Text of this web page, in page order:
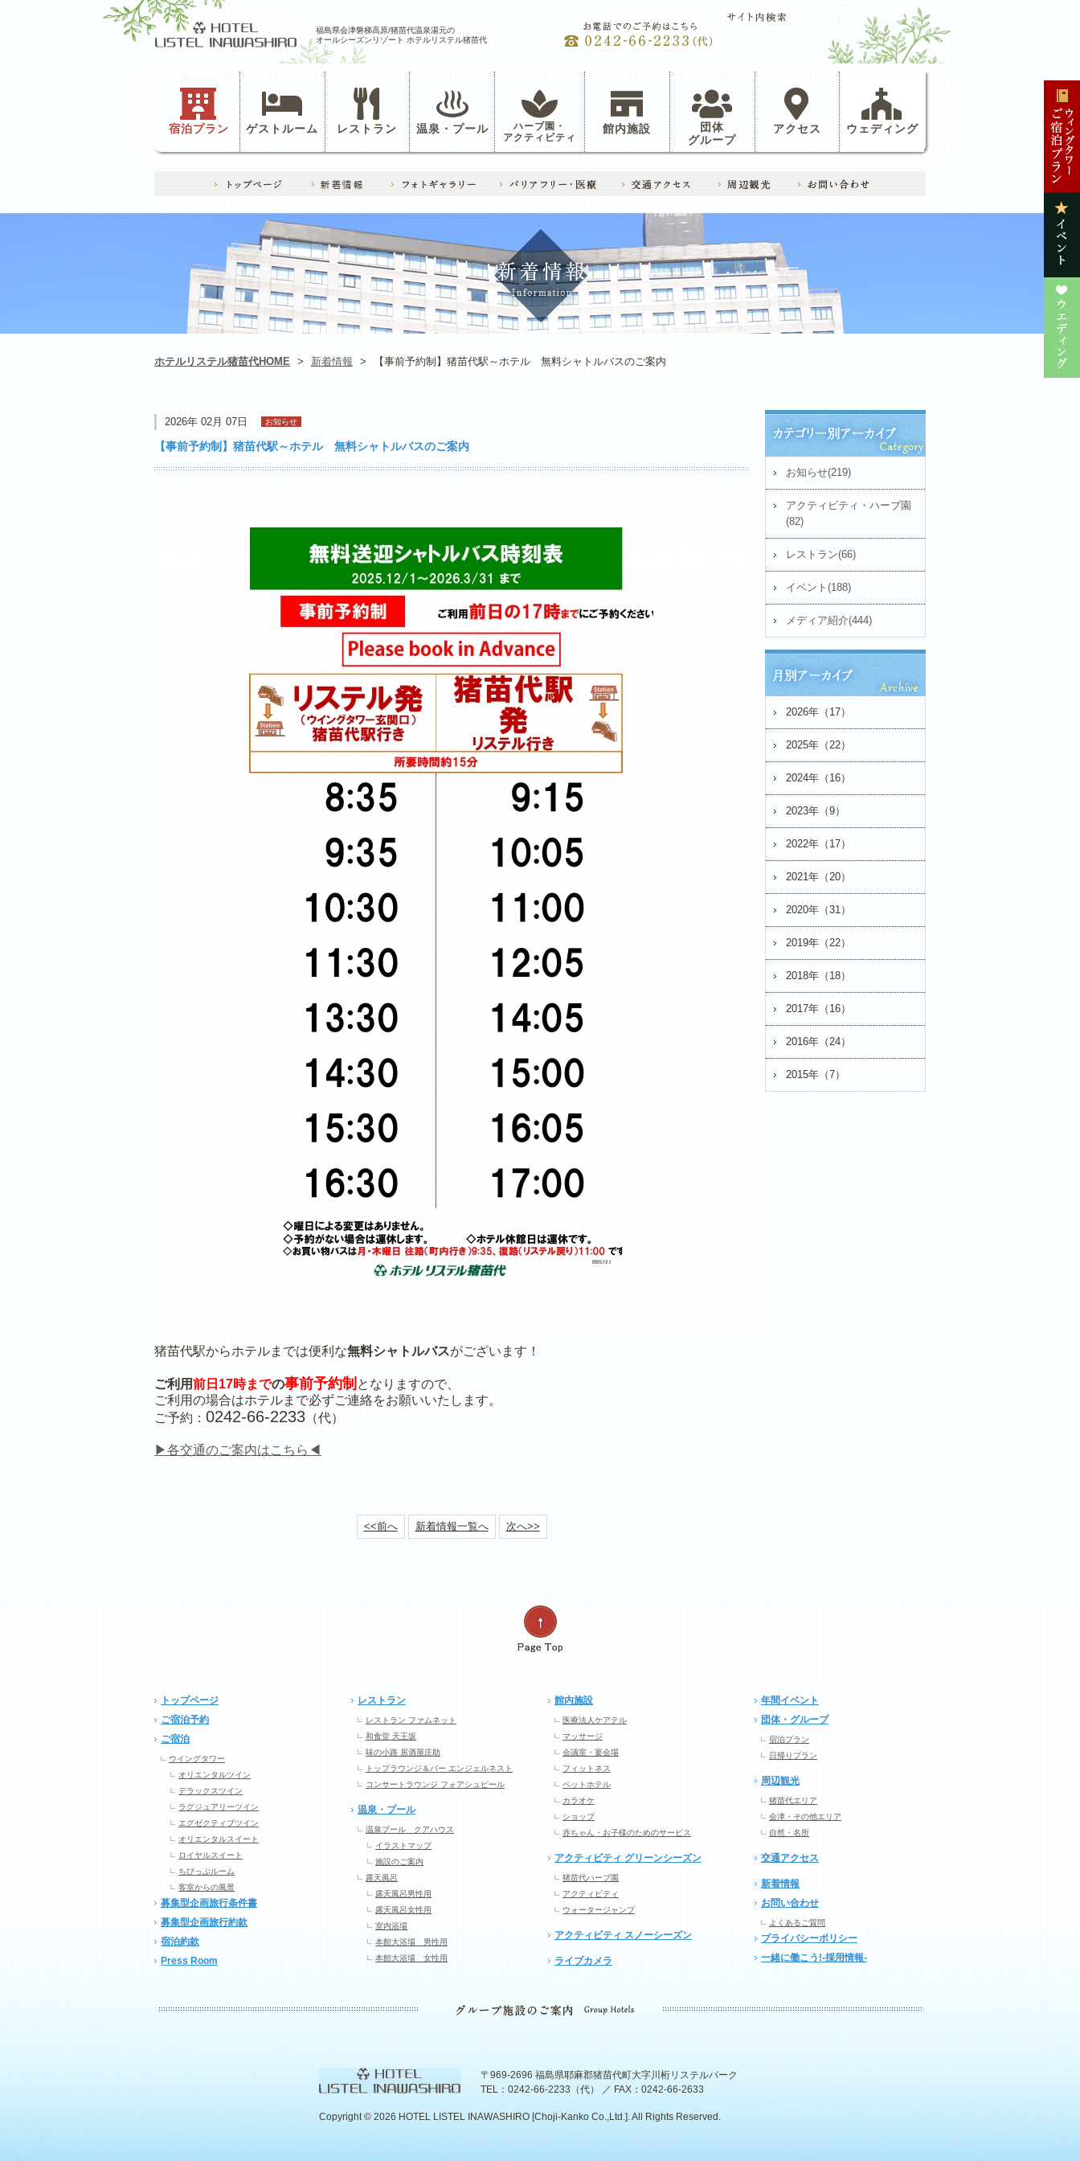
福島県会津磐梯高原/猪苗代温泉湯元の
オールシーズンリゾート ホテルリステル猪苗代
宿泊プラン ゲストルーム レストラン 温泉・プール ハーブ園・
アクティビティ
館内施設
団体
グループ
アクセス ウェディング
ホテルリステル猪苗代HOME > 新着情報 > 【事前予約制】猪苗代駅～ホテル 無料シャトルバスのご案内
2026年 02月 07日 お知らせ
【事前予約制】猪苗代駅～ホテル 無料シャトルバスのご案内
猪苗代駅からホテルまでは便利な無料シャトルバスがございます！
ご利用前日17時までの事前予約制 となりますので、
ご利用の場合はホテルまで必ずご連絡をお願いいたします。
ご予約： 0242-66-2233 （代）
▶各交通のご案内はこちら◀
<<前へ 新着情報一覧へ 次へ>>
お知らせ(219)
アクティビティ・ハーブ園
(82)
レストラン(66)
イベント(188)
メディア紹介(444)
2026年（17）
2025年（22）
2024年（16）
2023年（9）
2022年（17）
2021年（20）
2020年（31）
2019年（22）
2018年（18）
2017年（16）
2016年（24）
2015年（7）
トップページ
ご宿泊予約
ご宿泊
ウイングタワー
オリエンタルツイン
デラックスツイン
ラグジュアリーツイン
エグゼクティブツイン
オリエンタルスイート
ロイヤルスイート
ちびっぷルーム
客室からの風景
募集型企画旅行条件書
募集型企画旅行約款
宿泊約款
Press Room
レストラン
レストラン ファムネット
和食堂 天王坂
味の小路 居酒屋庄助
トップラウンジ＆バー エンジェルネスト
コンサートラウンジ フォアシュピール
温泉・プール
温泉プール クアハウス
イラストマップ
施設のご案内
露天風呂
露天風呂男性用
露天風呂女性用
室内浴場
本館大浴場 男性用
本館大浴場 女性用
館内施設
医療法人ケアテル
マッサージ
会議室・宴会場
フィットネス
ペットホテル
カラオケ
ショップ
赤ちゃん・お子様のためのサービス
アクティビティ グリーンシーズン
猪苗代ハーブ園
アクティビティ
ウォータージャンプ
アクティビティ スノーシーズン
ライブカメラ
年間イベント
団体・グループ
宿泊プラン
日帰りプラン
周辺観光
猪苗代エリア
会津・その他エリア
自然・名所
交通アクセス
新着情報
お問い合わせ
よくあるご質問
プライバシーポリシー
一緒に働こう!-採用情報-
〒969-2696 福島県耶麻郡猪苗代町大字川桁リステルパーク
TEL：0242-66-2233（代） ／ FAX：0242-66-2633
Copyright © 2026 HOTEL LISTEL INAWASHIRO [Choji-Kanko Co.,Ltd.]. All Rights Reserved.